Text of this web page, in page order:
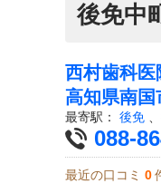
後免中
西村歯科医
高知県南国
最寄駅： 後免
088-
最近の口コミ 0